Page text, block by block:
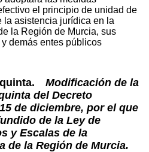
el principio de unidad de
la asistencia jurídica en la
la Región de Murcia, sus
demás entes públicos
Modificación de la
del Decreto
de diciembre, por el que
de la Ley de
y Escalas de la
de la Región de Murcia.